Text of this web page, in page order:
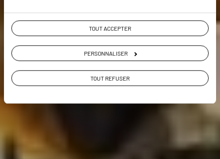
TOUT ACCEPTER
PERSONNALISER
TOUT REFUSER
Voir les 645 avis sur les voyages en Espagne
VOIR LA GALERIE PHOTOS